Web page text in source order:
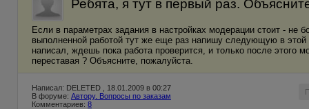
Ребята, я тут в первый раз.
Если в параметрах задания в настройках модерации стоит - не
выполненной работой тут же еще раз напишу следующую в этой
написал, ждешь пока работа проверится, и только после этого
переставая ? Объясните, пожалуйста.
Написал: DELETED , 18.01.2009 в 00:27
В форуме: Автору. Вопросы по заказам
Комментариев: 8